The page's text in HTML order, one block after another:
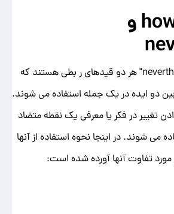
و
" However" و " nevertheless" هر دو قیدهای ر بطی هستند که
دو ایده در یک جمله استفاده می شوند.
تغییر در فکر یا معرفی یک نقطه متضاد
می شوند. در اینجا نحوه استفاده از آنها
تفاوت آنها آورده شده است: